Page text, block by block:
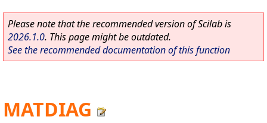
Please note that the recommended version of Scilab is
2026.1.0. This page might be outdated.
See the recommended documentation of this function
MATDIAG